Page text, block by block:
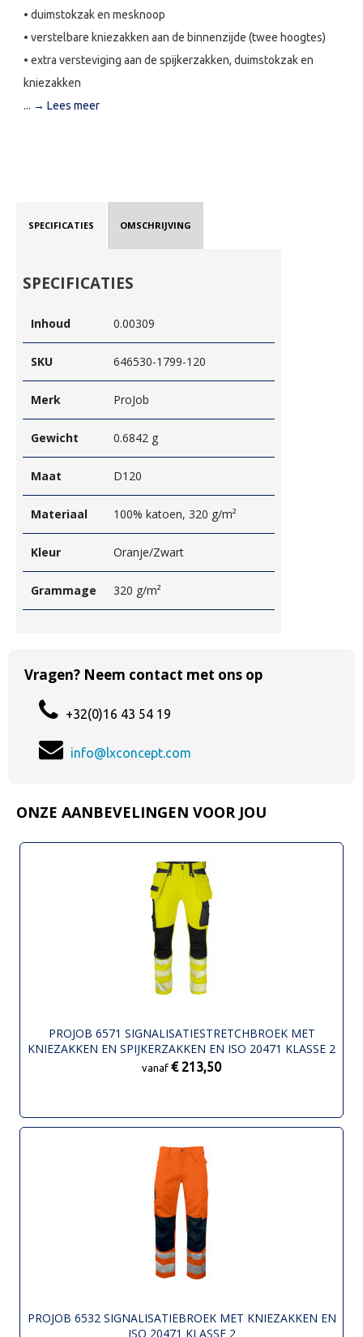
• duimstokzak en mesknoop
• verstelbare kniezakken aan de binnenzijde (twee hoogtes)
• extra versteviging aan de spijkerzakken, duimstokzak en
kniezakken
... → Lees meer
SPECIFICATIES OMSCHRIJVING
SPECIFICATIES
Inhoud 0.00309
SKU 646530-1799-120
Merk ProJob
Gewicht 0.6842 g
Maat D120
Materiaal 100% katoen, 320 g/m²
Kleur Oranje/Zwart
Grammage 320 g/m²
Vragen? Neem contact met ons op
+32(0)16 43 54 19
info@lxconcept.com
ONZE AANBEVELINGEN VOOR JOU
PROJOB 6571 SIGNALISATIESTRETCHBROEK MET
KNIEZAKKEN EN SPIJKERZAKKEN EN ISO 20471 KLASSE 2
vanaf € 213,50
PROJOB 6532 SIGNALISATIEBROEK MET KNIEZAKKEN EN
ISO 20471 KLASSE 2